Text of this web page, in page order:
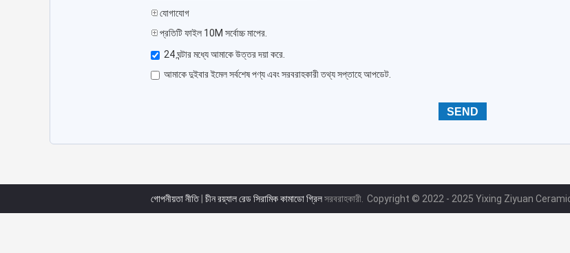
যোগাযোগ
প্রতিটি ফাইল 10M সর্বোচ্চ মাপের.
24 ঘন্টার মধ্যে আমাকে উত্তর দয়া করে.
আমাকে দুইবার ইমেল সর্বশেষ পণ্য এবং সরবরাহকারী তথ্য সপ্তাহে আপডেট.
গোপনীয়তা নীতি| চীন রয়্যাল রেড সিরামিক কামাডো গ্রিলসরবরাহকারী. Copyright © 2022 - 2025 Yixing Ziyuan